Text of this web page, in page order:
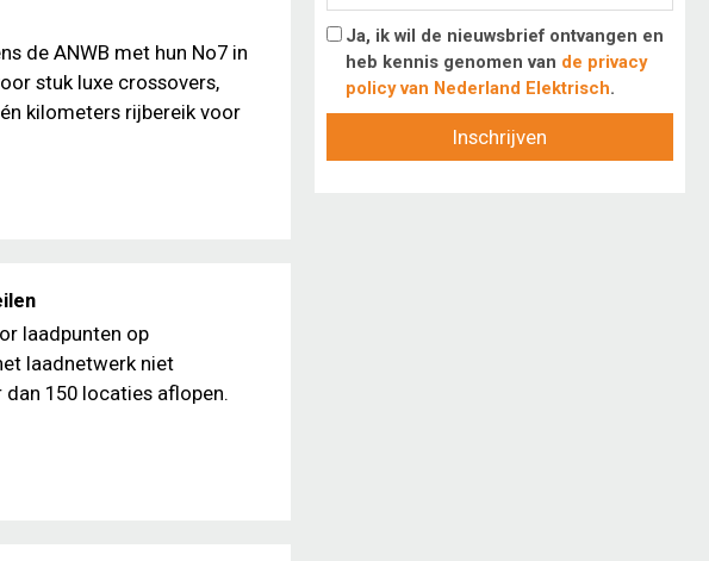
de ANWB met hun No7 in
stuk luxe crossovers,
kilometers rijbereik voor
laadpunten op
laadnetwerk niet
150 locaties aflopen.
Ja, ik wil de nieuwsbrief ontvangen en
heb kennis genomen van de privacy
policy van Nederland Elektrisch.
Inschrijven